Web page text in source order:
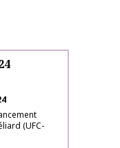
(UFC-